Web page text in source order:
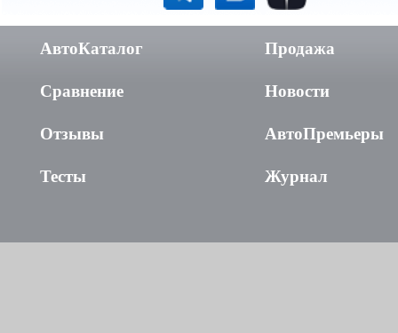
АвтоКаталог
Сравнение
Отзывы
Тесты
Продажа
Новости
АвтоПремьеры
Журнал